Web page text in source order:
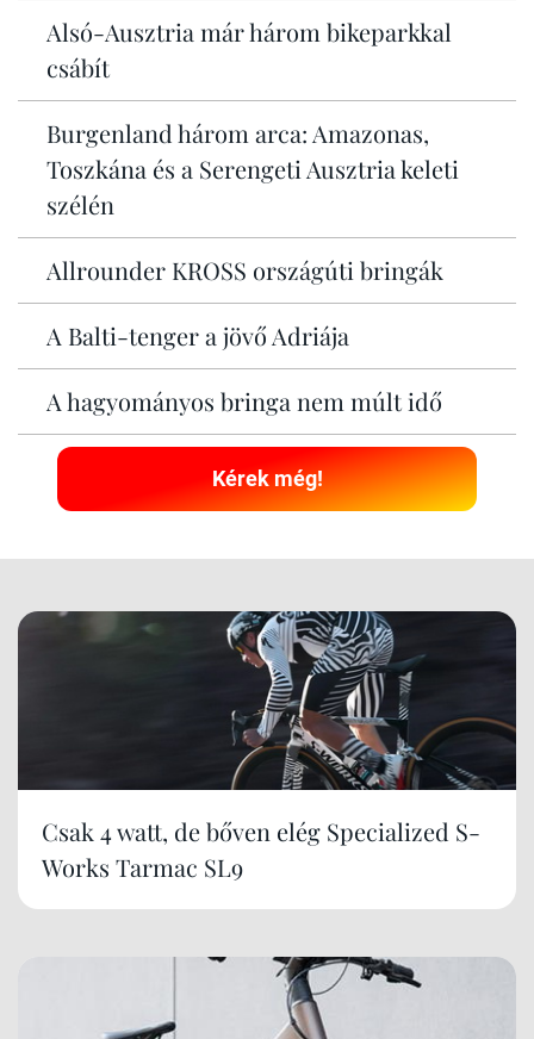
Alsó-Ausztria már három bikeparkkal
csábít
Burgenland három arca: Amazonas,
Toszkána és a Serengeti Ausztria keleti
szélén
Allrounder KROSS országúti bringák
A Balti-tenger a jövő Adriája
A hagyományos bringa nem múlt idő
Kérek még!
Csak 4 watt, de bőven elég Specialized S-
Works Tarmac SL9